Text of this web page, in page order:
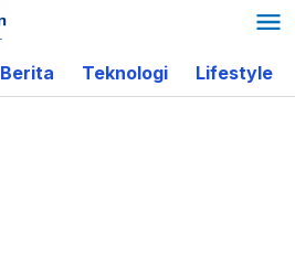
Berita Teknologi Lifestyle